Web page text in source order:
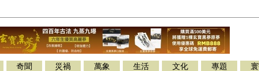
奇聞 災禍 萬象 生活 文化 專題